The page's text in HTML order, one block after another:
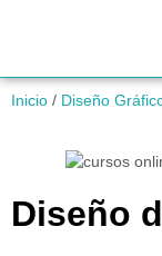
Inicio / Diseño
Diseño